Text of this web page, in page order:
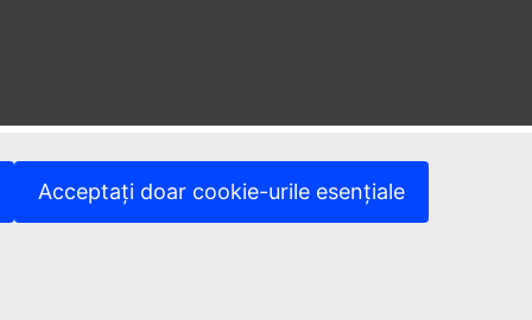
Acceptați doar cookie-urile esențiale